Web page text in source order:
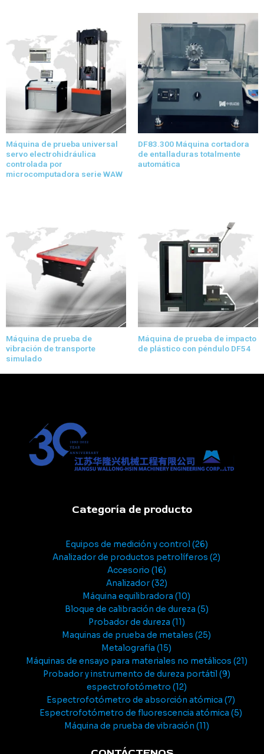
Máquina de prueba universal
servo electrohidráulica
controlada por
microcomputadora serie WAW
DF83.300 Máquina cortadora
de entalladuras totalmente
automática
Máquina de prueba de
vibración de transporte
simulado
Máquina de prueba de impacto
de plástico con péndulo DF54
Categoría de producto
Equipos de medición y control 26
Analizador de productos petrolíferos 2
Accesorio 16
Analizador 32
Máquina equilibradora 10
Bloque de calibración de dureza 5
Probador de dureza 11
Maquinas de prueba de metales 25
Metalografía 15
Máquinas de ensayo para materiales no metálicos 21
Probador y instrumento de dureza portátil 9
espectrofotómetro 12
Espectrofotómetro de absorción atómica 7
Espectrofotómetro de fluorescencia atómica 5
Máquina de prueba de vibración 11